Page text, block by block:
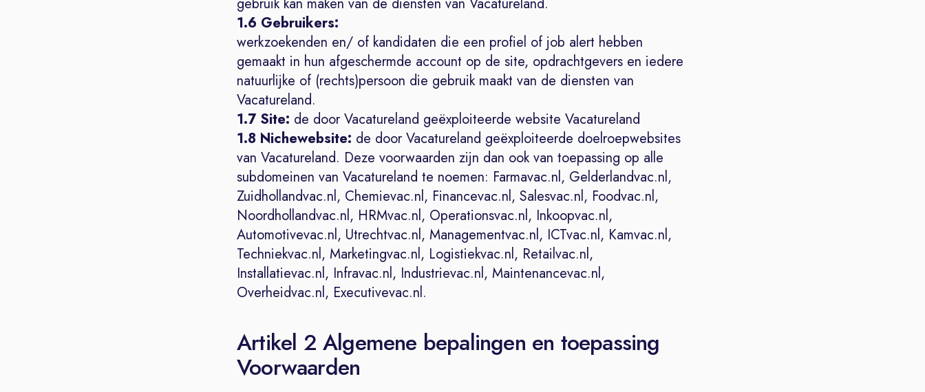
1.6 Gebruikers:
werkzoekenden en/ of kandidaten die een profiel of job alert hebben
gemaakt in hun afgeschermde account op de site, opdrachtgevers en iedere
natuurlijke of (rechts)persoon die gebruik maakt van de diensten van
Vacatureland.
1.7 Site: de door Vacatureland geëxploiteerde website Vacatureland
1.8 Nichewebsite: de door Vacatureland geëxploiteerde doelroepwebsites
van Vacatureland. Deze voorwaarden zijn dan ook van toepassing op alle
subdomeinen van Vacatureland te noemen: Farmavac.nl, Gelderlandvac.nl,
Zuidhollandvac.nl, Chemievac.nl, Financevac.nl, Salesvac.nl, Foodvac.nl,
Noordhollandvac.nl, HRMvac.nl, Operationsvac.nl, Inkoopvac.nl,
Automotivevac.nl, Utrechtvac.nl, Managementvac.nl, ICTvac.nl, Kamvac.nl,
Techniekvac.nl, Marketingvac.nl, Logistiekvac.nl, Retailvac.nl,
Installatievac.nl, Infravac.nl, Industrievac.nl, Maintenancevac.nl,
Overheidvac.nl, Executivevac.nl.
Artikel 2 Algemene bepalingen en toepassing
Voorwaarden